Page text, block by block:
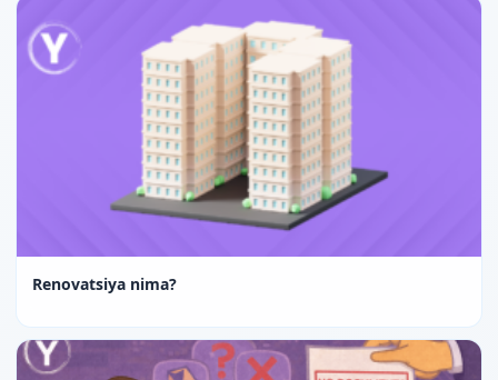
Renovatsiya nima?